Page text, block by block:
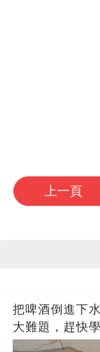
上一頁
把啤酒倒進下
大難題，趕快